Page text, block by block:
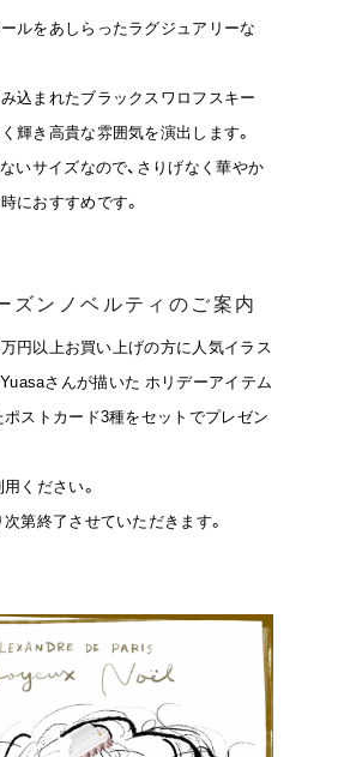
ルをあしらったラグジュアリーな
込まれたブラックスワロフスキー
輝き高貴な雰囲気を演出します。
いサイズなので、さりげなく華やか
におすすめです。
ズンノベルティのご案内
円以上お買い上げの方に人気イラス
さんが描いた ホリデーアイテム
ストカード3種をセットでプレゼン
ください。
第終了させていただきます。